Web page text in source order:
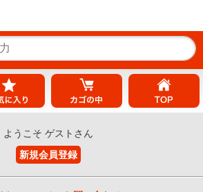
ようこそ ゲストさん
新規会員登録